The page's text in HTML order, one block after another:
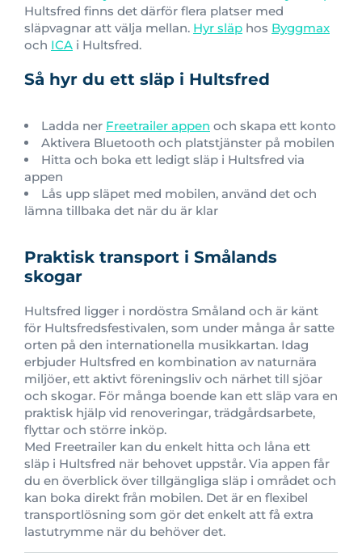
Hultsfred finns det därför flera platser med
släpvagnar att välja mellan. Hyr släp hos Byggmax
och ICA i Hultsfred.
Så hyr du ett släp i Hultsfred
Ladda ner Freetrailer appen och skapa ett konto
Aktivera Bluetooth och platstjänster på mobilen
Hitta och boka ett ledigt släp i Hultsfred via
appen
Lås upp släpet med mobilen, använd det och
lämna tillbaka det när du är klar
Praktisk transport i Smålands
skogar
Hultsfred ligger i nordöstra Småland och är känt
för Hultsfredsfestivalen, som under många år satte
orten på den internationella musikkartan. Idag
erbjuder Hultsfred en kombination av naturnära
miljöer, ett aktivt föreningsliv och närhet till sjöar
och skogar. För många boende kan ett släp vara en
praktisk hjälp vid renoveringar, trädgårdsarbete,
flyttar och större inköp.
Med Freetrailer kan du enkelt hitta och låna ett
släp i Hultsfred när behovet uppstår. Via appen får
du en överblick över tillgängliga släp i området och
kan boka direkt från mobilen. Det är en flexibel
transportlösning som gör det enkelt att få extra
lastutrymme när du behöver det.